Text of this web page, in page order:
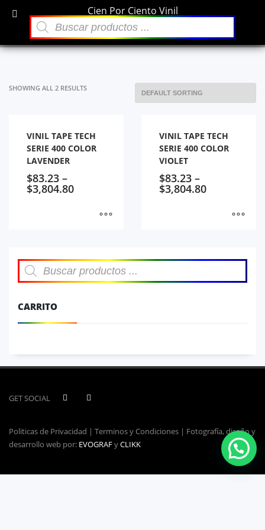
Archivos
Categorías
Purpura
SHOWING ALL 2 RESULTS
VINIL TAPE TECH
SERIE 400 COLOR
LAVENDER
$83.23 –
$3,804.80
VINIL TAPE TECH
SERIE 400 COLOR
VIOLET
$83.23 –
$3,804.80
Búsqueda
de
productos
CARRITO
GET SOCIAL
Politicas de Privacidad | Terminos y Condiciones | Fotografía, diseño y
desarrollo web por: EVOGRAFyCLIKK
Cien Por Ciento Vinil
Búsqueda
de
productos